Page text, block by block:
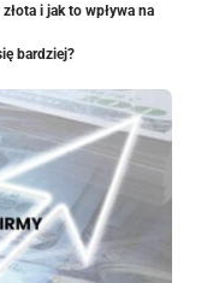
i jak to wpływa na
bardziej?